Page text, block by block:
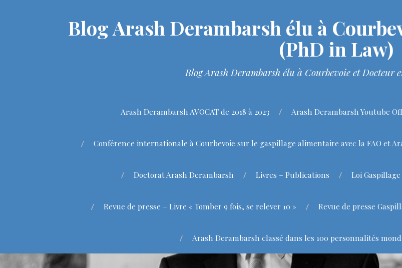
Blog Arash Derambarsh élu à
(PhD in Law)
Blog Arash Derambarsh élu à Courbevoie et
Arash Derambarsh AVOCAT de 2018 à 2023 Arash Derambarsh Youtube
Conférence internationale à Courbevoie sur le gaspillage alimentaire avec la FAO et
Doctorat Arash Derambarsh Livres – Publications Loi
Revue de presse – Livre « Tomber 9 fois, se relever 10 » Revue de presse
Arash Derambarsh classé dans les 100 personnalités